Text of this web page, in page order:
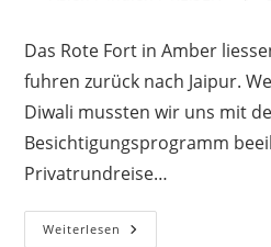
Das Rote Fort in Amber
fuhren zurück nach Jaipur.
Diwali mussten wir uns mit
Besichtigungsprogramm
Privatrundreise…
Weiterlesen Observatorium